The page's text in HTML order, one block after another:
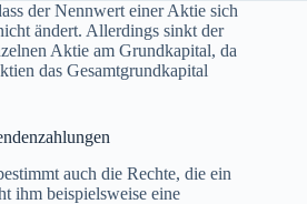
der Nennwert einer Aktie sich
ändert. Allerdings sinkt der
Aktie am Grundkapital, da
das Gesamtgrundkapital
auch die Rechte, die ein
ihm beispielsweise eine